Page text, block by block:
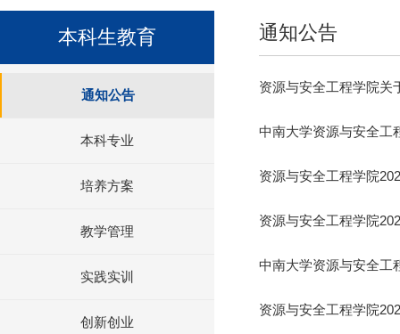
本科生教育
通知公告
本科专业
培养方案
教学管理
实践实训
创新创业
通知公告
资源与安全工程学院关
中南大学资源与安全工
资源与安全工程学院
资源与安全工程学院
中南大学资源与安全工
资源与安全工程学院